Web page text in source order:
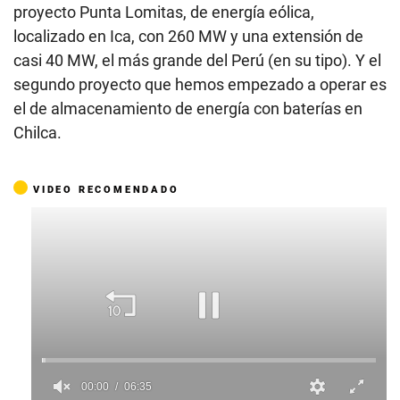
proyecto Punta Lomitas, de energía eólica,
localizado en Ica, con 260 MW y una extensión de
casi 40 MW, el más grande del Perú (en su tipo). Y el
segundo proyecto que hemos empezado a operar es
el de almacenamiento de energía con baterías en
Chilca.
VIDEO RECOMENDADO
00:01 06:35